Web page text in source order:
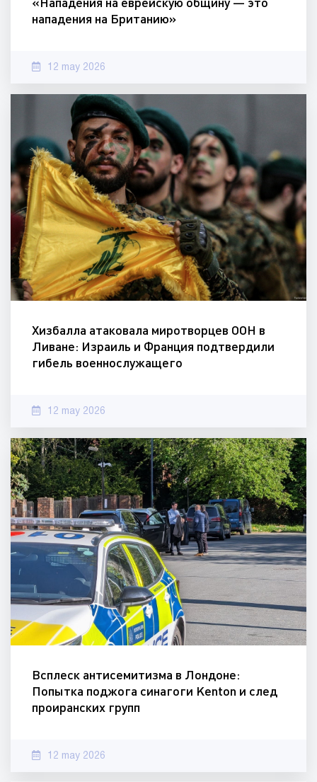
нападения на Британию»
12 may 2026
Хизбалла атаковала миротворцев ООН в
Ливане: Израиль и Франция подтвердили
гибель военнослужащего
12 may 2026
Всплеск антисемитизма в Лондоне:
Попытка поджога синагоги Kenton и след
проиранских групп
12 may 2026